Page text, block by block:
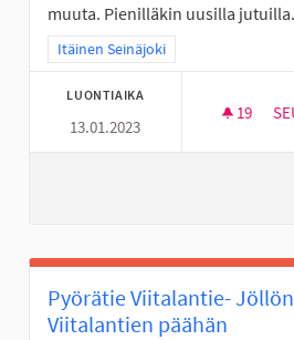
muuta. Pienilläkin uusilla
Rajaa tulokset teeman mukaan:
Itäinen Seinäjoki
LUONTIAIKA
13.01.2023
19 19
Pyörätie Viitalantie-
Viitalantien päähän